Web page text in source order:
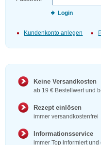
Login
Kundenkonto anlegen
Keine Versandkosten
ab 19 € Bestellwert und
Rezept einlösen
immer versandkostenfrei
Informationsservice
immer Top informiert